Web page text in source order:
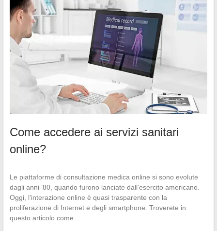
Come accedere ai servizi sanitari
online?
Le piattaforme di consultazione medica online si sono evolute
dagli anni ’80, quando furono lanciate dall’esercito americano.
Oggi, l’interazione online è quasi trasparente con la
proliferazione di Internet e degli smartphone. Troverete in
questo articolo come…